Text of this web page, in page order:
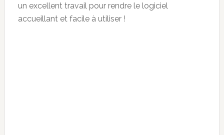
un excellent travail pour rendre le logiciel
accueillant et facile à utiliser !